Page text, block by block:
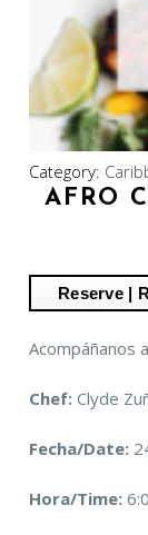
Category:
AFRO
Acompáñanos
Chef: Clyde
Fecha/Date:
Hora/Time: